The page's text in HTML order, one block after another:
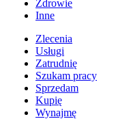
Zdrowie
Inne
Zlecenia
Usługi
Zatrudnię
Szukam pracy
Sprzedam
Kupię
Wynajmę